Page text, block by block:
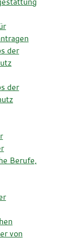
der
der
Berufe,
von